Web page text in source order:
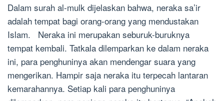
Dalam surah al-mulk dijelaskan bahwa, neraka sa’ir
adalah tempat bagi orang-orang yang mendustakan
Islam. Neraka ini merupakan seburuk-buruknya
tempat kembali. Tatkala dilemparkan ke dalam neraka
ini, para penghuninya akan mendengar suara yang
mengerikan. Hampir saja neraka itu terpecah lantaran
kemarahannya. Setiap kali para penghuninya